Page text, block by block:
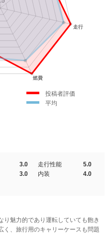
投稿者評価
平均
3.0 走行性能
5.0
3.0 内装
4.0
り魅力的であり運転していても飽き
く、旅行用のキャリーケースも問題